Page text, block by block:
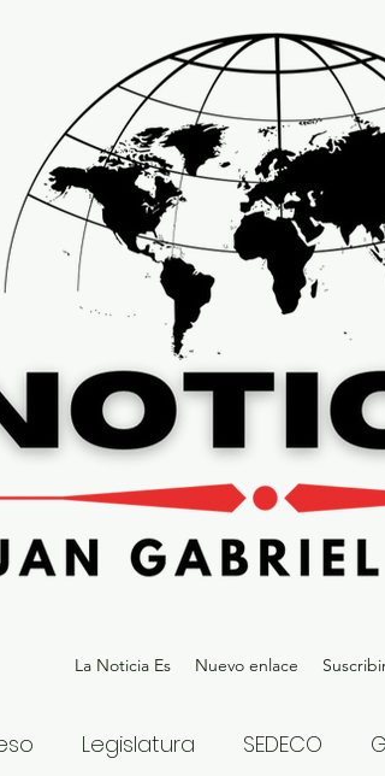
La Noticia Es Nuevo enlace
Legislatura SEDECO